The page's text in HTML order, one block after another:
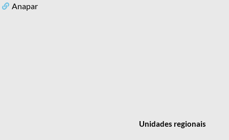
Anapar
Unidades regionais